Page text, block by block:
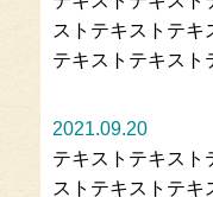
ストテキストテキ
テキストテキスト
2021.09.20
テキストテキスト
ストテキストテキ